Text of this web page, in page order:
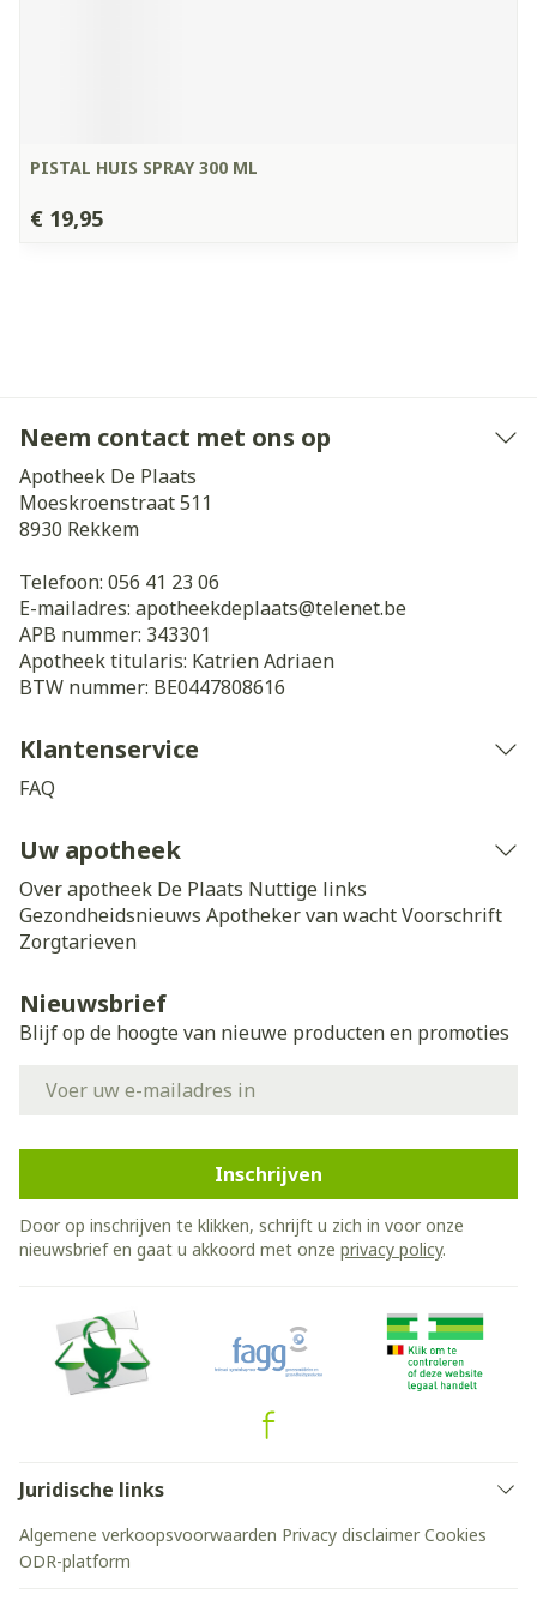
PISTAL HUIS SPRAY 300 ML
€ 19,95
Neem contact met ons op
Apotheek De Plaats
Moeskroenstraat 511
8930 Rekkem
Telefoon: 056 41 23 06
E-mailadres: apotheekdeplaats@telenet.be
APB nummer: 343301
Apotheek titularis: Katrien Adriaen
BTW nummer: BE0447808616
Klantenservice
FAQ
Uw apotheek
Over apotheek De Plaats Nuttige links
Gezondheidsnieuws Apotheker van wachtVoorschrift
Zorgtarieven
Nieuwsbrief
Blijf op de hoogte van nieuwe producten en promoties
Inschrijven
Door op inschrijven te klikken, schrijft u zich in voor onze
nieuwsbrief en gaat u akkoord met onze privacy policy.
Juridische links
Algemene verkoopsvoorwaarden Privacy disclaimer Cookies
ODR-platform